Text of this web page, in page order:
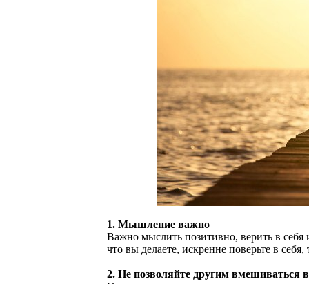
1. Мышление важно
Важно мыслить позитивно, верить в себя
что вы делаете, искренне поверьте в
2. Не позволяйте другим вмешиваться